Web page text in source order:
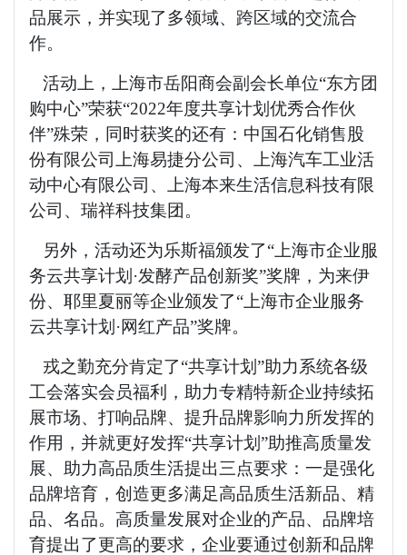
品展示，并实现了多领域、跨区域的交流合
作。
活动上，上海市岳阳商会副会长单位“东方团
购中心”荣获“2022年度共享计划优秀合作伙
伴”殊荣，同时获奖的还有：中国石化销售股
份有限公司上海易捷分公司、上海汽车工业活
动中心有限公司、上海本来生活信息科技有限
公司、瑞祥科技集团。
另外，活动还为乐斯福颁发了“上海市企业服
务云共享计划·发酵产品创新奖”奖牌，为来伊
份、耶里夏丽等企业颁发了“上海市企业服务
云共享计划·网红产品”奖牌。
戎之勤充分肯定了“共享计划”助力系统各级
工会落实会员福利，助力专精特新企业持续拓
展市场、打响品牌、提升品牌影响力所发挥的
作用，并就更好发挥“共享计划”助推高质量发
展、助力高品质生活提出三点要求：一是强化
品牌培育，创造更多满足高品质生活新品、精
品、名品。高质量发展对企业的产品、品牌培
育提出了更高的要求，企业要通过创新和品牌